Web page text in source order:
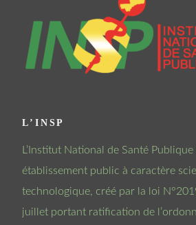
L’INSP
L’Institut National de Santé Publique
établissement public à caractère
technologique, créé par la loi
juillet portant ratification de